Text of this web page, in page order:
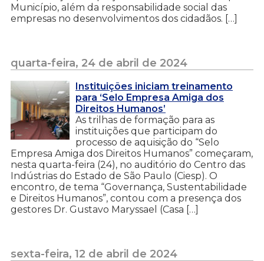
Município, além da responsabilidade social das
empresas no desenvolvimentos dos cidadãos. […]
quarta-feira, 24 de abril de 2024
Instituições iniciam treinamento
para ‘Selo Empresa Amiga dos
Direitos Humanos’
As trilhas de formação para as
instituições que participam do
processo de aquisição do “Selo
Empresa Amiga dos Direitos Humanos” começaram,
nesta quarta-feira (24), no auditório do Centro das
Indústrias do Estado de São Paulo (Ciesp). O
encontro, de tema “Governança, Sustentabilidade
e Direitos Humanos”, contou com a presença dos
gestores Dr. Gustavo Maryssael (Casa […]
sexta-feira, 12 de abril de 2024